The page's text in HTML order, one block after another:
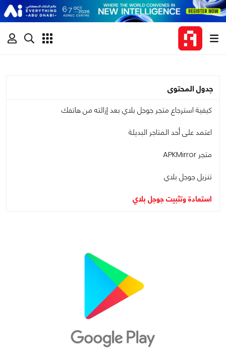
جدول المحتوى
كيفية استرجاع متجر جوجل بلاي بعد إزالته من هاتفك
اعتمد على أحد المتاجر البديلة
متجر APKMirror
تنزيل جوجل بلاي
استعادة وتثبيت جوجل بلاي